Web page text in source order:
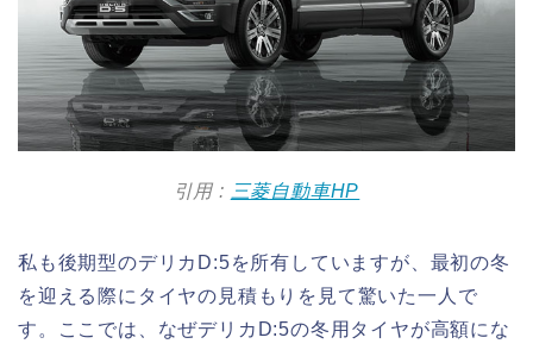
引用 : 三菱自動車HP
私も後期型のデリカD:5を所有していますが、最初の冬
を迎える際にタイヤの見積もりを見て驚いた一人で
す。ここでは、なぜデリカD:5の冬用タイヤが高額にな